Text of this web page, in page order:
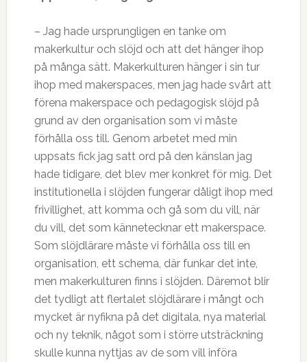
– Jag hade ursprungligen en tanke om
makerkultur och slöjd och att det hänger ihop
på många sätt. Makerkulturen hänger i sin tur
ihop med makerspaces, men jag hade svårt att
förena makerspace och pedagogisk slöjd på
grund av den organisation som vi måste
förhålla oss till. Genom arbetet med min
uppsats fick jag satt ord på den känslan jag
hade tidigare, det blev mer konkret för mig. Det
institutionella i slöjden fungerar dåligt ihop med
frivillighet, att komma och gå som du vill, när
du vill, det som kännetecknar ett makerspace.
Som slöjdlärare måste vi förhålla oss till en
organisation, ett schema, där funkar det inte,
men makerkulturen finns i slöjden. Däremot blir
det tydligt att flertalet slöjdlärare i mångt och
mycket är nyfikna på det digitala, nya material
och ny teknik, något som i större utsträckning
skulle kunna nyttjas av de som vill införa